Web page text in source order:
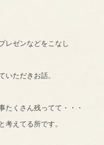
レゼンなどをこなし
いただきお話。
たくさん残ってて・・・
考えてる所です。